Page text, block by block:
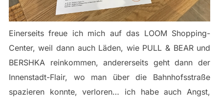
Einerseits freue ich mich auf das LOOM Shopping-
Center, weil dann auch Läden, wie PULL & BEAR und
BERSHKA reinkommen, andererseits geht dann der
Innenstadt-Flair, wo man über die Bahnhofsstraße
spazieren konnte, verloren… ich habe auch Angst,